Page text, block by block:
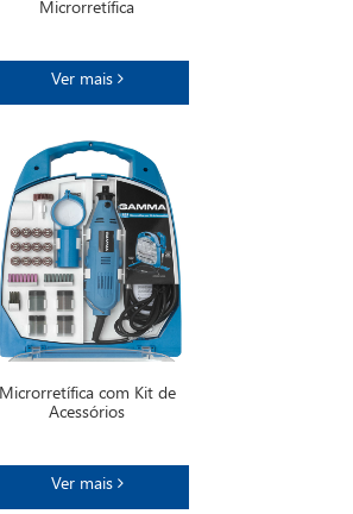
Microrretífica
Ver mais
Microrretífica com Kit de
Acessórios
Ver mais